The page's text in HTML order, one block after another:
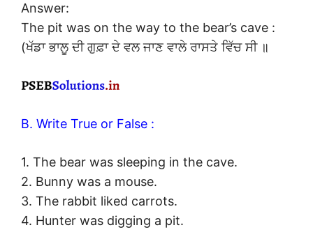
Answer:
The pit was on the way to the bear’s cave :
(ਖੱਡਾ ਭਾਲੂ ਦੀ ਗੁਫ਼ਾ ਦੇ ਵਲ ਜਾਣ ਵਾਲੇ ਰਾਸਤੇ ਵਿੱਚ ਸੀ ॥
B. Write True or False :
1. The bear was sleeping in the cave.
2. Bunny was a mouse.
3. The rabbit liked carrots.
4. Hunter was digging a pit.